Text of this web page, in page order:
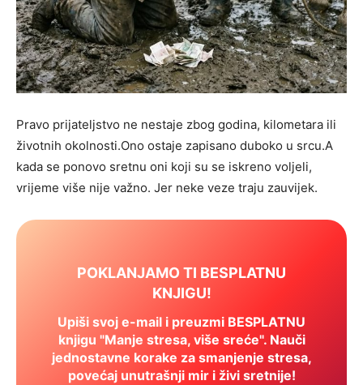
Pravo prijateljstvo ne nestaje zbog godina, kilometara ili
životnih okolnosti.Ono ostaje zapisano duboko u srcu.A
kada se ponovo sretnu oni koji su se iskreno voljeli,
vrijeme više nije važno. Jer neke veze traju zauvijek.
POKLANJAMO TI BESPLATNU
KNJIGU!
Upiši svoj e-mail i preuzmi BESPLATNU
knjigu "Manje stresa, više sreće". Nauči
jednostavne korake za smanjenje stresa,
povećaj unutrašnji mir i živi sretnije!